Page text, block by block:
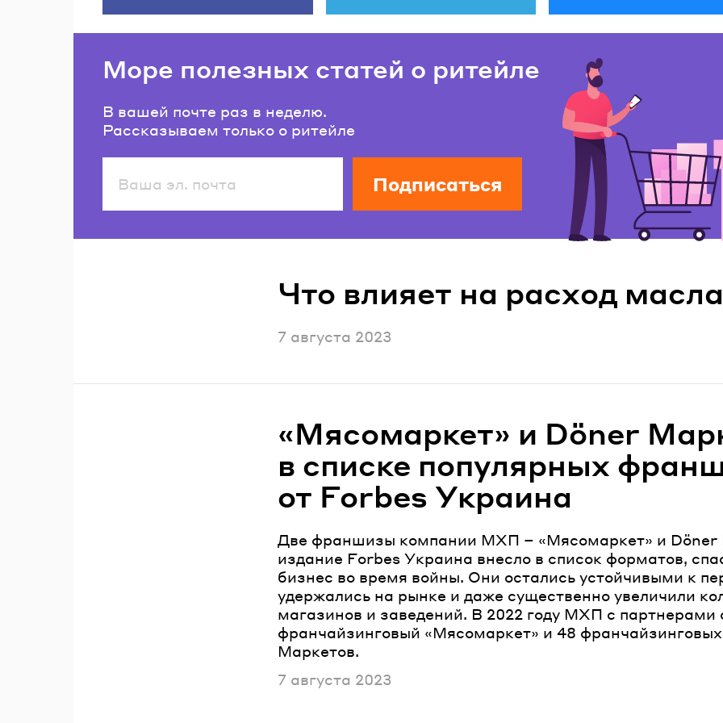
Море полезных статей о ритейле
В вашей почте раз в неделю.
Рассказываем только о ритейле
Подписаться
Что влияет на расход
Опубликовано
7 августа 2023
«Мясомаркет» и Döner
в списке популярных
от Forbes Украина
Две франшизы компании МХП – «Мясомаркет» и Döner
издание Forbes Украина внесло в список форматов,
бизнес во время войны. Они остались устойчивыми к
удержались на рынке и даже существенно увеличили
магазинов и заведений. В 2022 году МХП с партнерами
франчайзинговый «Мясомаркет» и 48
Маркетов.
Опубликовано
7 августа 2023